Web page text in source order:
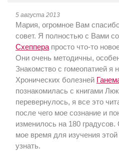
5 августа 2013
Мария, огромное Вам
совет. Я полностью с Вами
Схеппера просто что-то
Они очень методичны,
Знакомство с гомеопатией я
Хронических болезней
познакомилась с книгами
перевернулось, я все это
после чего мое сознание и
изменилось на 180
мое время для изучения
узнать.